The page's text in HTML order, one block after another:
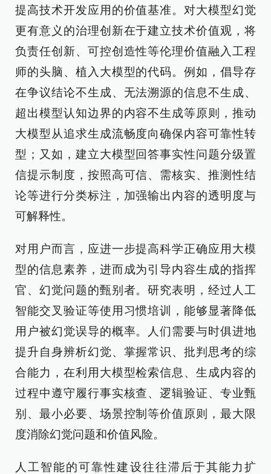
提高技术开发应用的价值基准。对大模型幻觉
更有意义的治理创新在于建立技术价值观，将
负责任创新、可控创造性等伦理价值融入工程
师的头脑、植入大模型的代码。例如，倡导存
在争议结论不生成、无法溯源的信息不生成、
超出模型认知边界的内容不生成等原则，推动
大模型从追求生成流畅度向确保内容可靠性转
型；又如，建立大模型回答事实性问题分级置
信提示制度，按照高可信、需核实、推测性结
论等进行分类标注，加强输出内容的透明度与
可解释性。
对用户而言，应进一步提高科学正确应用大模
型的信息素养，进而成为引导内容生成的指挥
官、幻觉问题的甄别者。研究表明，经过人工
智能交叉验证等使用习惯培训，能够显著降低
用户被幻觉误导的概率。人们需要与时俱进地
提升自身辨析幻觉、掌握常识、批判思考的综
合能力，在利用大模型检索信息、生成内容的
过程中遵守履行事实核查、逻辑验证、专业甄
别、最小必要、场景控制等价值原则，最大限
度消除幻觉问题和价值风险。
人工智能的可靠性建设往往滞后于其能力扩